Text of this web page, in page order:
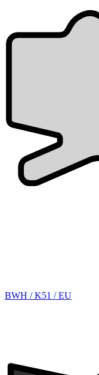
BWH / K51 / EU